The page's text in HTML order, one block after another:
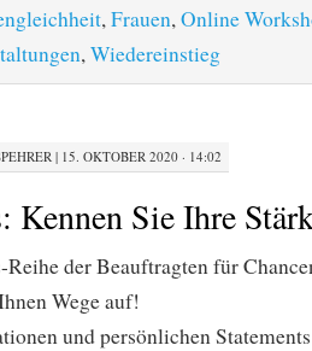
,Frauen,Online
,Wiedereinstieg
| 15. OKTOBER 2020 · 14:02
Kennen Sie Ihre
der Beauftragten für
Wege auf!
und persönlichen